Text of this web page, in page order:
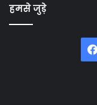
हमसे जुड़े